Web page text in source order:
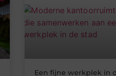
Een fijne werkplek in